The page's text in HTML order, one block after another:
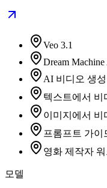
Veo 3.1
Dream
AI 비디오 생성
텍스트에서 비
이미지에서 비
프롬프트 가이
영화 제작자
모델